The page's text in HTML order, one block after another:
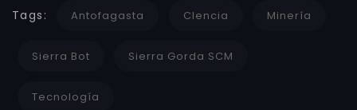
Tags: Antofagasta CIencia Minería
Sierra Bot Sierra Gorda SCM
Tecnología